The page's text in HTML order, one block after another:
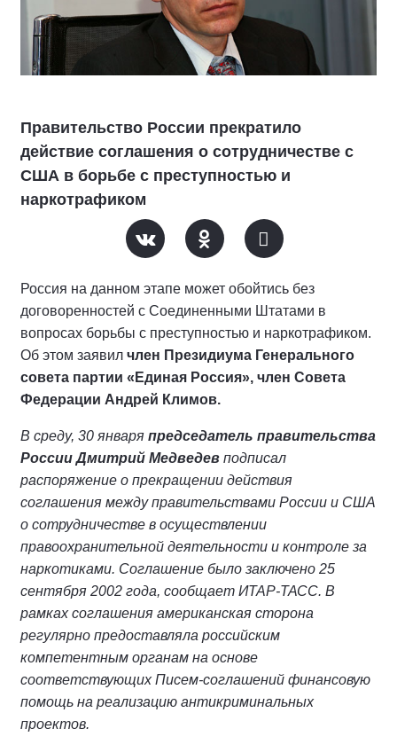
Правительство России прекратило
действие соглашения о сотрудничестве с
США в борьбе с преступностью и
наркотрафиком
Россия на данном этапе может обойтись без
договоренностей с Соединенными Штатами в
вопросах борьбы с преступностью и наркотрафиком.
Об этом заявил член Президиума Генерального
совета партии «Единая Россия», член Совета
Федерации Андрей Климов.
В среду, 30 января председатель правительства
России Дмитрий Медведев подписал
распоряжение о прекращении действия
соглашения между правительствами России и США
о сотрудничестве в осуществлении
правоохранительной деятельности и контроле за
наркотиками. Соглашение было заключено 25
сентября 2002 года, сообщает ИТАР-ТАСС. В
рамках соглашения американская сторона
регулярно предоставляла российским
компетентным органам на основе
соответствующих Писем-соглашений финансовую
помощь на реализацию антикриминальных
проектов.